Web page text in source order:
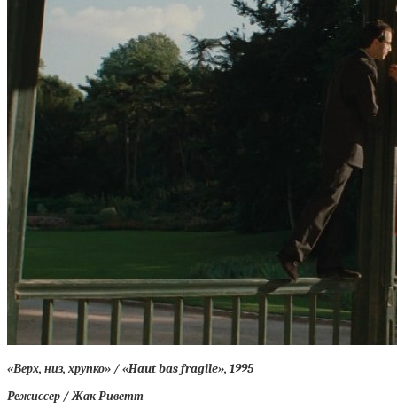
«Верх, низ, хрупко» / «Haut bas fragile», 1995
Режиссер / Жак Риветт